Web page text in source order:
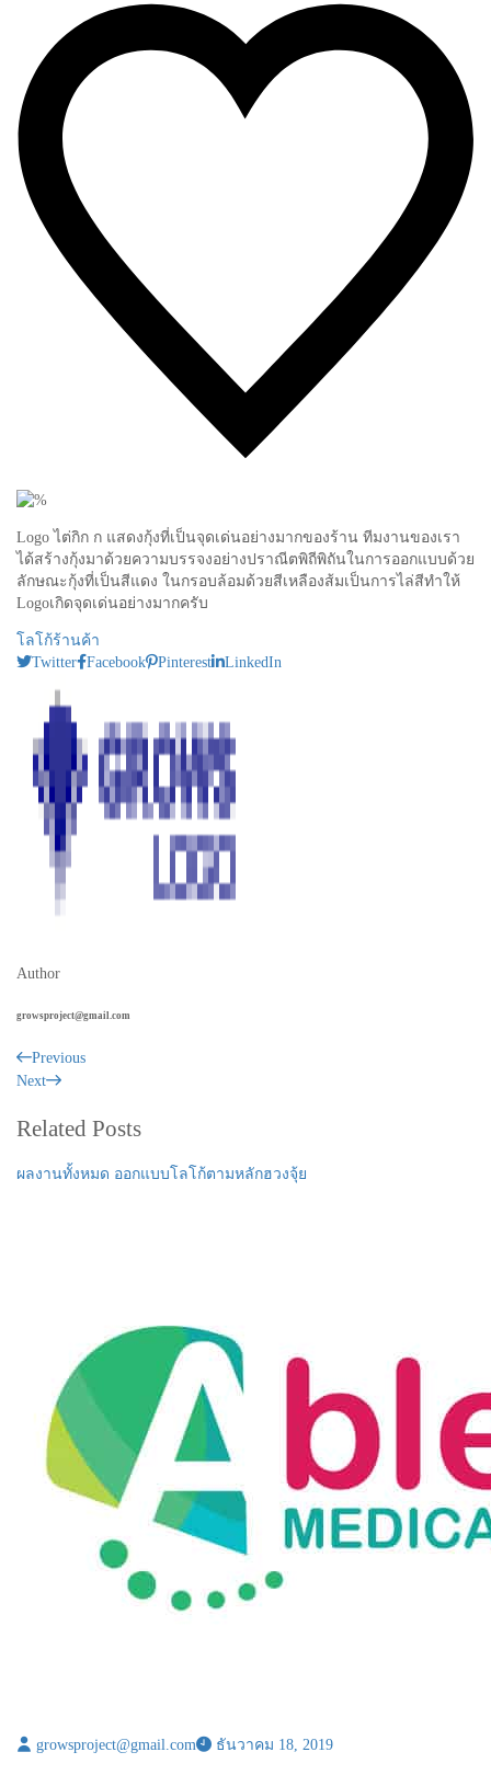
Logo ไต่กิก ก แสดงกุ้งที่เป็นจุดเด่นอย่างมากของร้าน ทีมงานของเรา
ได้สร้างกุ้งมาด้วยความบรรจงอย่างปราณีตพิถีพิถันในการออกแบบด้วย
ลักษณะกุ้งที่เป็นสีแดง ในกรอบล้อมด้วยสีเหลืองส้มเป็นการไล่สีทำให้
Logoเกิดจุดเด่นอย่างมากครับ
โลโก้ร้านค้า
Twitter Facebook Pinterest LinkedIn
Author
growsproject@gmail.com
Previous
Next
Related Posts
ผลงานทั้งหมด ออกแบบโลโก้ตามหลักฮวงจุ้ย
growsproject@gmail.com ธันวาคม 18, 2019